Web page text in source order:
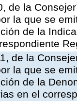
de la
la que se
de la
de la
la que se
de la
en el